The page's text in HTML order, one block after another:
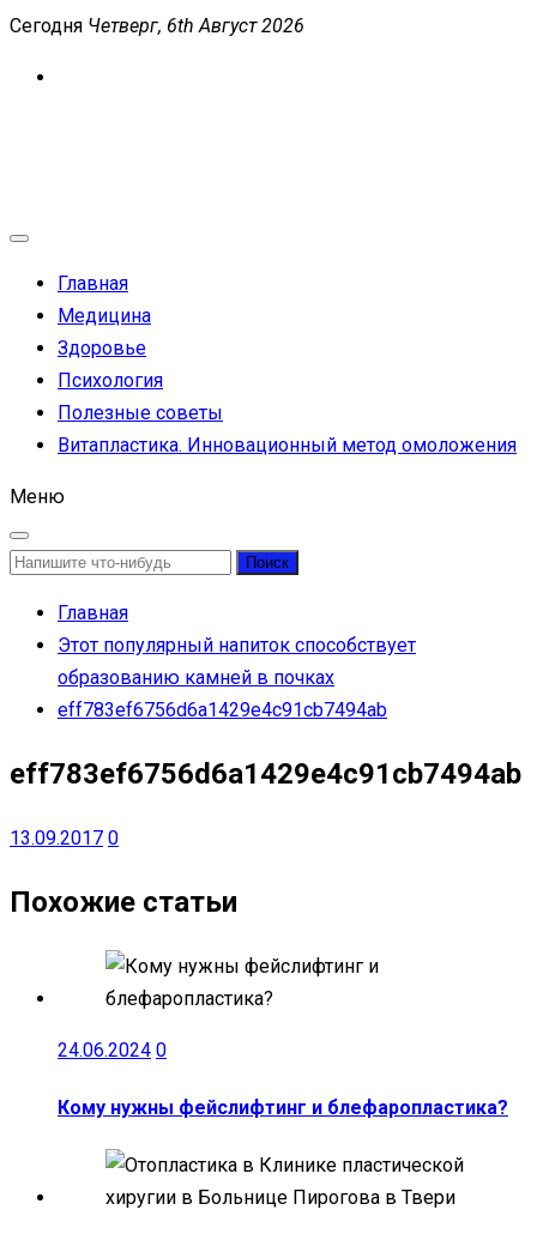
Перейти
Сегодня Четверг, 6th Август 2026
Главная
Медицина
Здоровье
Психология
Полезные советы
Витапластика. Инновационный метод омоложения
Меню
Найти:
Главная
Этот популярный напиток способствует
образованию камней в почках
eff783ef6756d6a1429e4c91cb7494ab
eff783ef6756d6a1429e4c91cb7494ab
13.09.2017 0
Похожие статьи
24.06.2024 0
Кому нужны фейслифтинг и блефаропластика?